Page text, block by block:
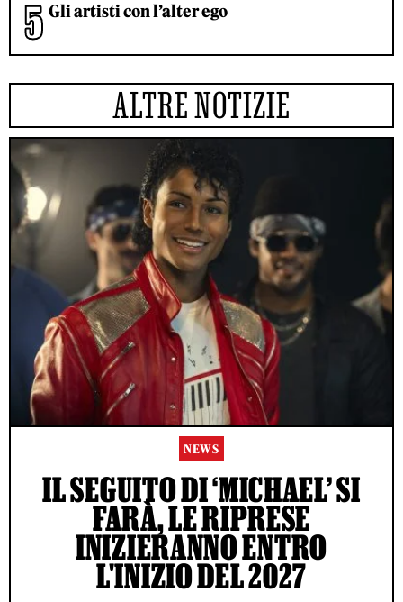
Gli artisti con l’alter ego
ALTRE NOTIZIE
NEWS
IL SEGUITO DI ‘MICHAEL’ SI
FARÀ, LE RIPRESE
INIZIERANNO ENTRO
L'INIZIO DEL 2027